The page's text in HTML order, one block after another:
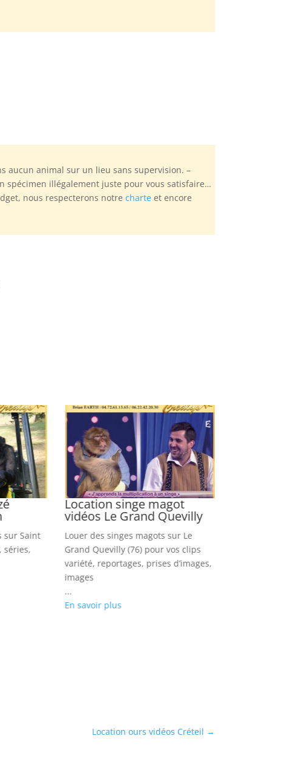
aucun animal sur un lieu sans supervision. –
spécimen illégalement juste pour vous satisfaire…
nous respecterons notrecharte et encore
sur Saint
séries,
Location singe magot
vidéos Le Grand Quevilly
Louer des singes magots sur Le
Grand Quevilly (76) pour vos clips
variété, reportages, prises d’images,
images
...
En savoir plus
Location ours vidéos Créteil →